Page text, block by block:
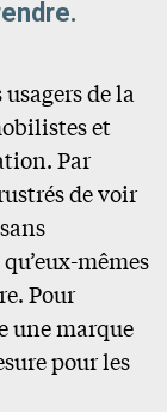
de la
et
Par
de voir
mêmes
Pour
une marque
pour les